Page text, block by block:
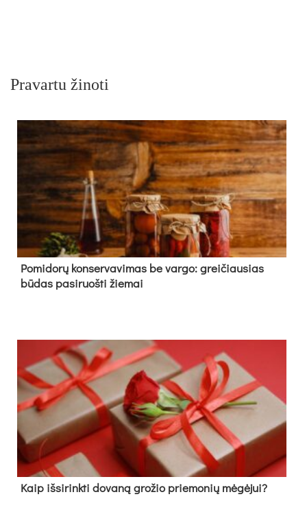
Pravartu žinoti
Pomidorų konservavimas be vargo: greičiausias
būdas pasiruošti žiemai
Kaip išsirinkti dovaną grožio priemonių mėgėjui?